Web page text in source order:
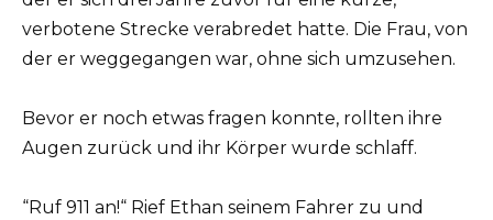
verbotene Strecke verabredet hatte. Die Frau, von
der er weggegangen war, ohne sich umzusehen.
Bevor er noch etwas fragen konnte, rollten ihre
Augen zurück und ihr Körper wurde schlaff.
“Ruf 911 an!“ Rief Ethan seinem Fahrer zu und